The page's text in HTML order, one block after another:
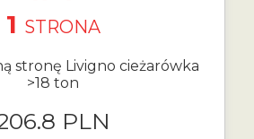
1 STRONA
stronę Livigno cieżarówka
>18 ton
PLN